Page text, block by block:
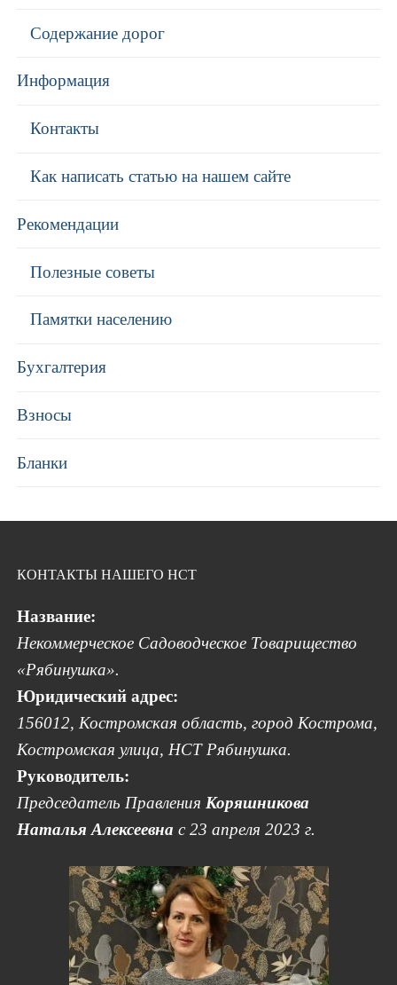
Содержание дорог
Информация
Контакты
Как написать статью на нашем сайте
Рекомендации
Полезные советы
Памятки населению
Бухгалтерия
Взносы
Бланки
КОНТАКТЫ НАШЕГО НСТ
Название:
Некоммерческое Садоводческое Товарищество
«Рябинушка».
Юридический адрес:
156012, Костромская область, город Кострома,
Костромская улица, НСТ Рябинушка.
Руководитель:
Председатель Правления Коряшникова
Наталья Алексеевна с 23 апреля 2023 г.